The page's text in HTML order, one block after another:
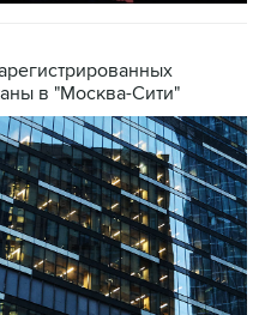
в "Москва-Сити"